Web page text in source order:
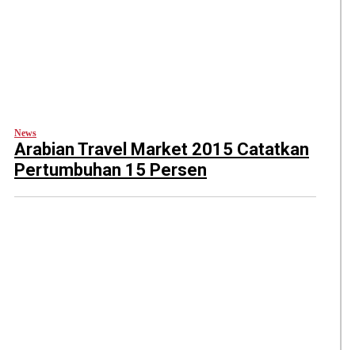
News
Arabian Travel Market 2015 Catatkan
Pertumbuhan 15 Persen